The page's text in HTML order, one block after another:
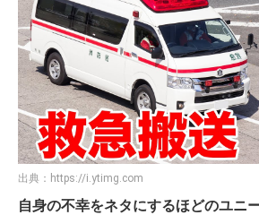
出典： https://i.ytimg.com
自身の不幸をネタにするほどのユニ